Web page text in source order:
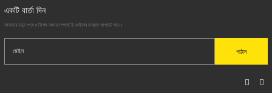
একটি বার্তা দিন
আমাদের নতুন পণ্য ও বিশেষ অফার সম্পর্কে ই-মেইলের মাধ্যমে আপডেট পান।
পাঠান